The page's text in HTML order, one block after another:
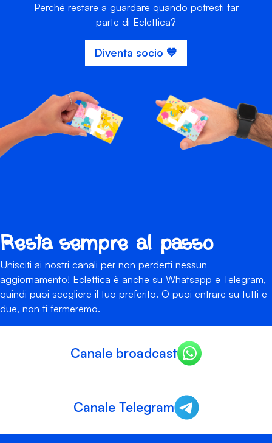
Perché restare a guardare quando potresti far
parte di Eclettica?
Diventa socio 💙
Resta sempre al passo
Unisciti ai nostri canali per non perderti nessun
aggiornamento! Eclettica è anche su Whatsapp e Telegram,
quindi puoi scegliere il tuo preferito. O puoi entrare su tutti e
due, non ti fermeremo.
Canale broadcast
Canale Telegram